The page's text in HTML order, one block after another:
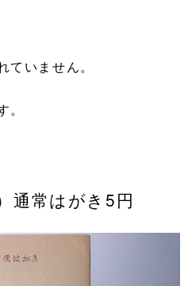
いません。
通常はがき5円